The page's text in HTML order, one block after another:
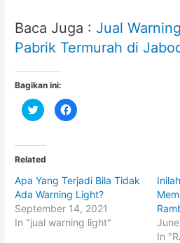
Baca Juga : Jual
Pabrik Termurah di
Bagikan ini:
C
l
t
o
s
h
a
r
e
o
n
T
C
l
h
a
e
o
n
F
Related
Apa Yang Terjadi Bila Tidak
Ada Warning Light?
September 14, 2021
In "jual warning light"
In